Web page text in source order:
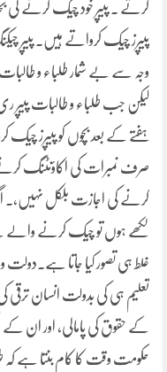
کرتے ۔ پیپر خود چیک کرنے کی
پیپرز چیک کرواتے ہیں۔ پیپر
وجہ سے بے شمار طلباء و
لیکن جب طلباء و طالبات
ہفتے کے بعد بچوں کو پیپرز
صرف نمبرات کی اکاؤنٹنگ
کرنے کی اجازت بلکل نہیں،۔
لکھے ہوں تو چیک کرنے والے
غلط ہی تصور کیا جاتا ہے۔دولت
تعلیم ہی کی بدولت انسان
کے حقوق کی پامالی، اور ان
حکومت وقت کا کام بنتا ہے کہ